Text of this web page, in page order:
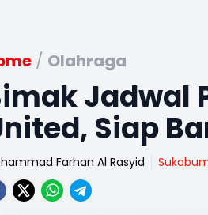
/ Olahraga
Jadwal
Siap
Farhan Al Rasyid